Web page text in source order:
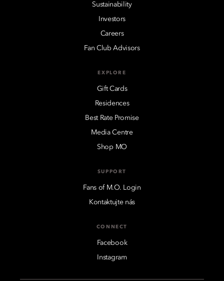
Sustainability
Investors
Careers
Fan Club Advisors
EXPLORE
Gift Cards
Residences
Best Rate Promise
Media Centre
Shop MO
SUPPORT
Fans of M.O. Login
Kontaktujte nás
CONNECT
Facebook
Instagram